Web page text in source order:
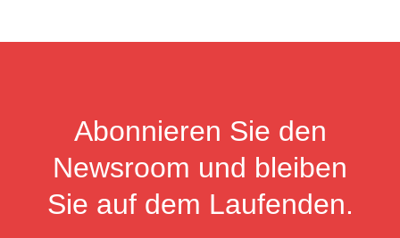
Abonnieren Sie den
Newsroom und bleiben
Sie auf dem Laufenden.